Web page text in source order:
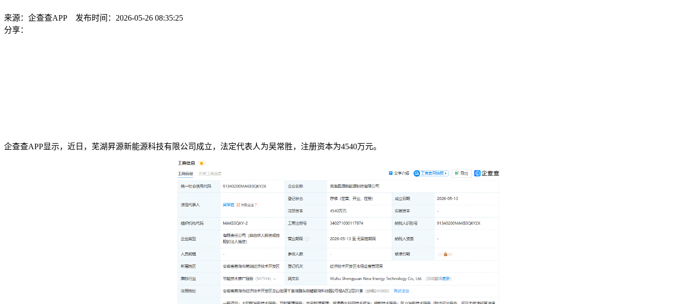
来源：企查查APP
发布时间：2026-05-26 08:35:25
分享：
企查查APP显示，近日，芜湖昇源新能源科技有限公司成立，法定代表人为吴常胜，注册资本为4540万元。